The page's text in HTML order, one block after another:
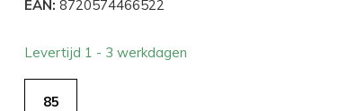
EAN: 8720574466522
Levertijd 1 - 3 werkdagen
85